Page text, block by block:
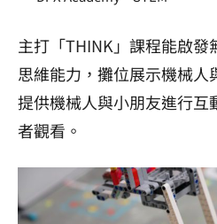
主打「THINK」課程能啟
思維能力，攤位展示機械人
提供機械人與小朋友進行互
者觀看。